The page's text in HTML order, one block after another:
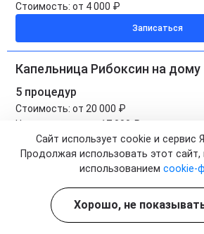
Стоимость: от 4 000 ₽
Записаться
Капельница Рибоксин на дому
5 процедур
Стоимость: от 20 000 ₽
Цена по акции:
от 17 000 ₽
Записаться
Сайт использует cookie и сервис
Продолжая использовать этот сайт,
использованием cookie-
Хорошо, не